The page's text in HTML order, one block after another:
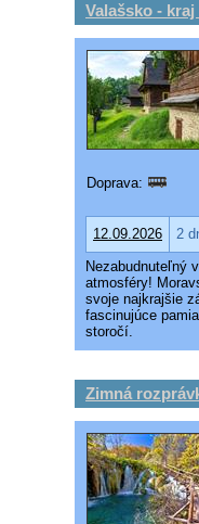
Valašsko -
Doprava:
12.09.2026 2
Nezabudnuteľný
atmosféry!
svoje najkrajšie
fascinujúce
storočí.
Zimná